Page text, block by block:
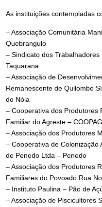
As instituições contempladas
– Associação Comunitária
Quebrangulo
– Sindicato dos
Taquarana
– Associação de
Remanescente de Quilombo
do Nóia
– Cooperativa dos Produtores
Familiar do Agreste –
– Associação dos Produtores
– Cooperativa de Colonização
de Penedo Ltda – Penedo
– Associação dos Produtores
Familiares do Povoado Rua
– Instituto Paulina – Pão de
– Associação de Piscicultores